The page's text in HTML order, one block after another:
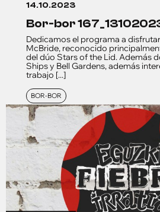
14.10.2023
bor-bor
Dedicamos el programa a
McBride, reconocido
del dúo Stars of the Lid. Además
Ships y Bell Gardens, además
trabajo [...]
BOR-BOR